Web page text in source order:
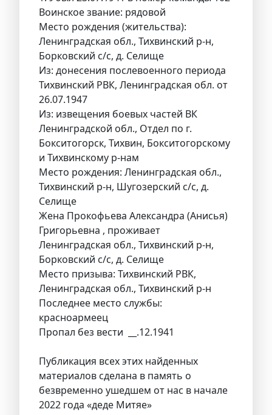
Воинское звание: рядовой
Место рождения (жительства):
Ленинградская обл., Тихвинский р-н,
Борковский с/с, д. Селище
Из: донесения послевоенного периода
Тихвинский РВК, Ленинградская обл. от
26.07.1947
Из: извещения боевых частей ВК
Ленинградской обл., Отдел по г.
Бокситогорск, Тихвин, Бокситогорскому
и Тихвинскому р-нам
Место рождения: Ленинградская обл.,
Тихвинский р-н, Шугозерский с/с, д.
Селище
Жена Прокофьева Александра (Анисья)
Григорьевна , проживает
Ленинградская обл., Тихвинский р-н,
Борковский с/с, д. Селище
Место призыва: Тихвинский РВК,
Ленинградская обл., Тихвинский р-н
Последнее место службы:
красноармеец
Пропал без вести __.12.1941
Публикация всех этих найденных
материалов сделана в память о
безвременно ушедшем от нас в начале
2022 года «деде Митяе»